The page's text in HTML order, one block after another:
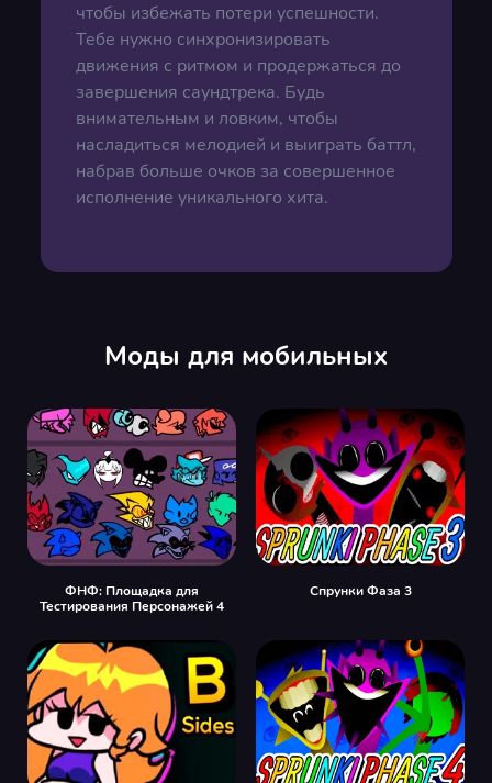
чтобы избежать потери успешности.
Тебе нужно синхронизировать
движения с ритмом и продержаться до
завершения саундтрека. Будь
внимательным и ловким, чтобы
насладиться мелодией и выиграть баттл,
набрав больше очков за совершенное
исполнение уникального хита.
Моды для мобильных
ФНФ: Площадка для
Тестирования Персонажей 4
Спрунки Фаза 3